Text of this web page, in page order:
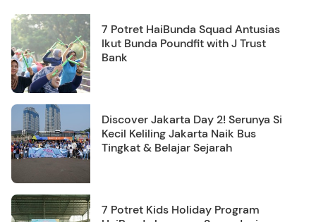
7 Potret HaiBunda Squad Antusias
Ikut Bunda Poundfit with J Trust
Bank
Discover Jakarta Day 2! Serunya Si
Kecil Keliling Jakarta Naik Bus
Tingkat & Belajar Sejarah
7 Potret Kids Holiday Program